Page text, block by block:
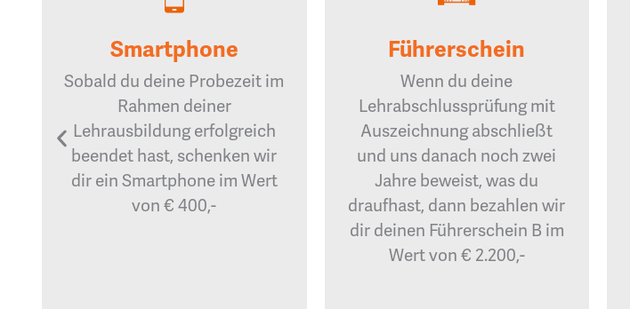
Smartphone
Sobald du deine Probezeit im
Rahmen deiner
Lehrausbildung erfolgreich
beendet hast, schenken wir
dir ein Smartphone im Wert
von € 400,-
Führerschein
Wenn du deine
Lehrabschlussprüfung mit
Auszeichnung abschließt
und uns danach noch zwei
Jahre beweist, was du
draufhast, dann bezahlen wir
dir deinen Führerschein B im
Wert von € 2.200,-